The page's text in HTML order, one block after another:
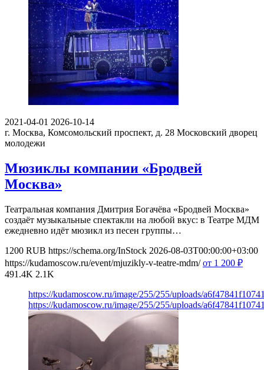
2021-04-01 2026-10-14
г. Москва, Комсомольский проспект, д. 28 Московский дворец
молодежи
Мюзиклы компании «Бродвей
Москва»
Театральная компания Дмитрия Богачёва «Бродвей Москва»
создаёт музыкальные спектакли на любой вкус: в Театре МДМ
ежедневно идёт мюзикл из песен группы…
1200 RUB https://schema.org/InStock 2026-08-03T00:00:00+03:00
https://kudamoscow.ru/event/mjuzikly-v-teatre-mdm/ от 1 200 ₽
491.4K 2.1K
https://kudamoscow.ru/image/255/255/uploads/
https://kudamoscow.ru/image/255/255/uploads/